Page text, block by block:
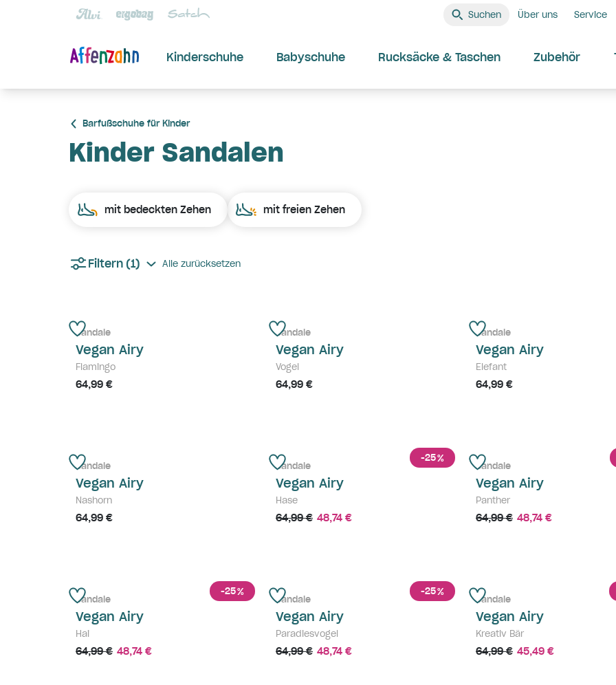
Suchen Über uns Service
Kinderschuhe Babyschuhe Rucksäcke & Taschen Zubehör
Barfußschuhe für Kinder
Kinder Sandalen
mit bedeckten Zehen mit freien Zehen
Filtern (1) Alle zurücksetzen
Sandale
Vegan Airy
Flamingo
64,99 €
Sandale
Vegan Airy
Vogel
64,99 €
Sandale
Vegan Airy
Elefant
64,99 €
Sandale
Vegan Airy
Nashorn
64,99 €
-25%
Sandale
Vegan Airy
Hase
64,99 € 48,74 €
Sandale
Vegan Airy
Panther
64,99 € 48,74 €
-25%
Sandale
Vegan Airy
Hai
64,99 € 48,74 €
-25%
Sandale
Vegan Airy
Paradiesvogel
64,99 € 48,74 €
Sandale
Vegan Airy
Kreativ Bär
64,99 € 45,49 €